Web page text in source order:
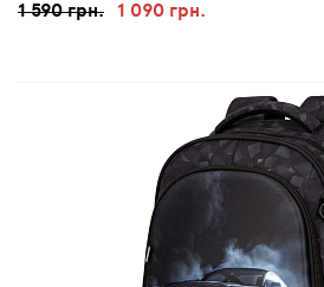
1 590 грн. 1 090 грн.